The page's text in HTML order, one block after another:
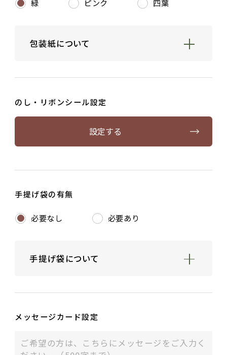
緑 ピンク 四葉
包装紙について
桐箱をお包みする包装紙を無料で下記よりお
1. 緑
のし・リボンシール設定
設定する
手提げ袋の有無
必要なし 必要あり
手提げ袋について
ギフト包装のご注文の場合にのみお付けいた
ギフト用箸袋・箱なしギフト包装は10包程
メッセージカード設定